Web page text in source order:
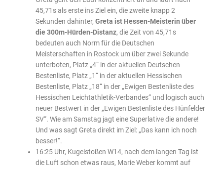
45,71s als erste ins Ziel ein, die zweite knapp 2
Sekunden dahinter,Greta ist Hessen-Meisterin über
die 300m-Hürden-Distanz, die Zeit von 45,71s
bedeuten auch Norm für die Deutschen
Meisterschaften in Rostock um über zwei Sekunde
unterboten, Platz „4“ in der aktuellen Deutschen
Bestenliste, Platz „1“ in der aktuellen Hessischen
Bestenliste, Platz „18“ in der „Ewigen Bestenliste des
Hessischen Leichtathletik-Verbandes“ und logisch auch
neuer Bestwert in der „Ewigen Bestenliste des Hünfelder
SV“. Wie am Samstag jagt eine Superlative die andere!
Und was sagt Greta direkt im Ziel: „Das kann ich noch
besser!“.
16:25 Uhr, Kugelstoßen W14, nach dem langen Tag ist
die Luft schon etwas raus, Marie Weber kommt auf